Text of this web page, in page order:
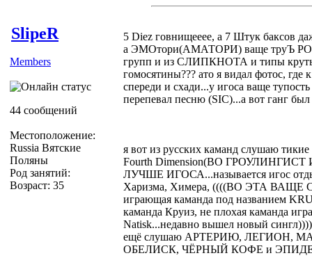
SlipeR
Members
44 сообщений
Местоположение:
Russia Вятские
Поляны
Род занятий:
Возраст: 35
5 Diez говнищееее, а 7 Штук баксов
а ЭМОтори(АМАТОРИ) ваще труЪ
групп и из СЛИПКНОТА и типы
гомосятины??? ато я видал фотос, где
спереди и схади...у игоса ваще
перепевал песню (SIC)...а вот ганг
я вот из русских каманд слушаю
Fourth Dimension(ВО
ЛУЧШЕ ИГОСА...называется игос
Харизма, Химера, ((((ВО ЭТА ВАЩЕ
играющая каманда под названием
каманда Круиз, не плохая каманда
Natisk...недавно вышел новый
ещё слушаю АРТЕРИЮ, ЛЕГИОН,
ОБЕЛИСК, ЧЁРНЫЙ КОФЕ и